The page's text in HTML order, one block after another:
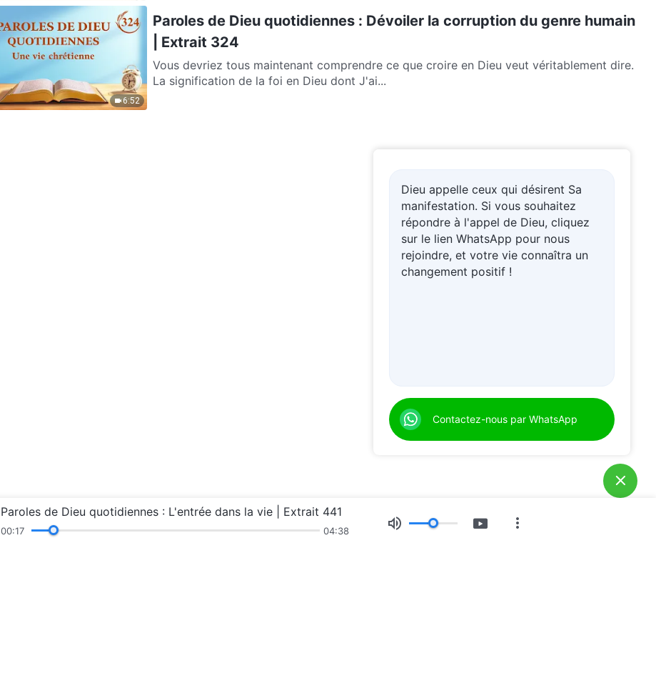
6:52
Paroles de Dieu quotidiennes : Dévoiler la corruption du genre humain
| Extrait 324
Vous devriez tous maintenant comprendre ce que croire en Dieu veut véritablement dire.
La signification de la foi en Dieu dont J'ai...
Dieu appelle ceux qui désirent Sa
manifestation. Si vous souhaitez
répondre à l'appel de Dieu, cliquez
sur le lien WhatsApp pour nous
rejoindre, et votre vie connaîtra un
changement positif !
Contactez-nous par WhatsApp
Paroles de Dieu quotidiennes : L'entrée dans la vie | Extrait 441
00:18 04:38